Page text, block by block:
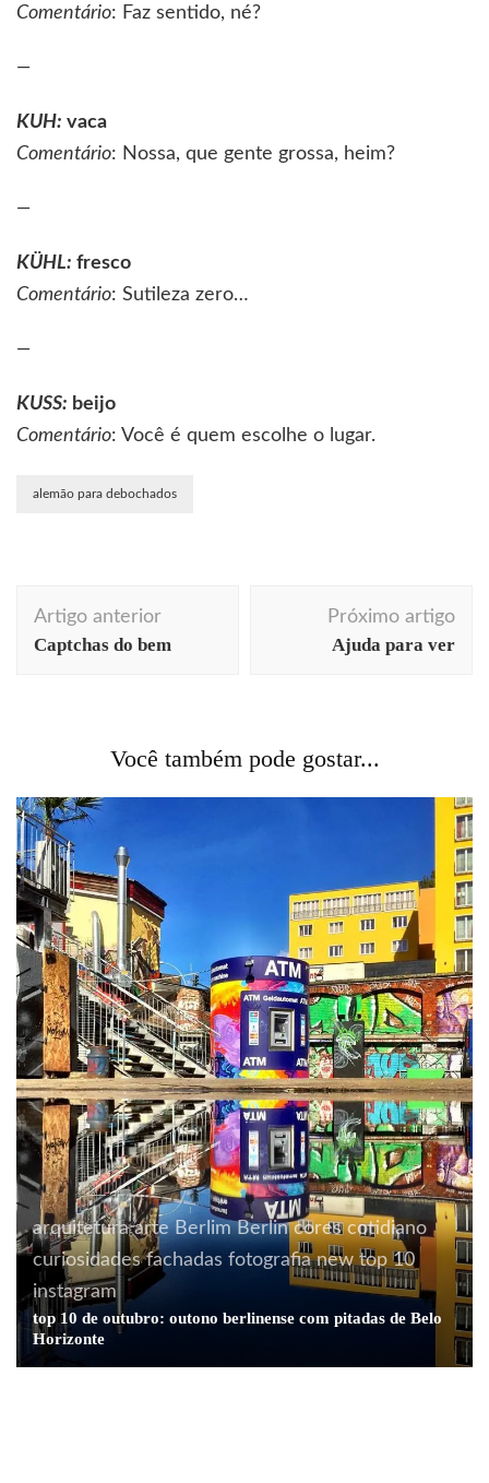
Comentário: Faz sentido, né?
—
KUH: vaca
Comentário: Nossa, que gente grossa, heim?
—
KÜHL: fresco
Comentário: Sutileza zero…
—
KUSS: beijo
Comentário: Você é quem escolhe o lugar.
alemão para debochados
Navegação
de
post
Artigo anterior
Captchas do bem
Próximo artigo
Ajuda para ver
Você também pode gostar...
arquitetura arte Berlim Berlin cores cotidiano
curiosidades fachadas fotografia new top 10
instagram
top 10 de outubro: outono berlinense com pitadas de Belo
Horizonte
alemão para debochados comunicação
curiosidades
Alemão para debochados 1: política